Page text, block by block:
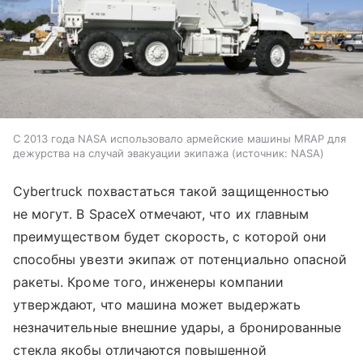
С 2013 года NASA использовало армейские машины MRAP для
дежурства на случай эвакуации экипажа
источник: NASA
Cybertruck похвастаться такой защищенностью
не могут. В SpaceX отмечают, что их главным
преимуществом будет скорость, с которой они
способны увезти экипаж от потенциально опасной
ракеты. Кроме того, инженеры компании
утверждают, что машина может выдержать
незначительные внешние удары, а бронированные
стекла якобы отличаются повышенной